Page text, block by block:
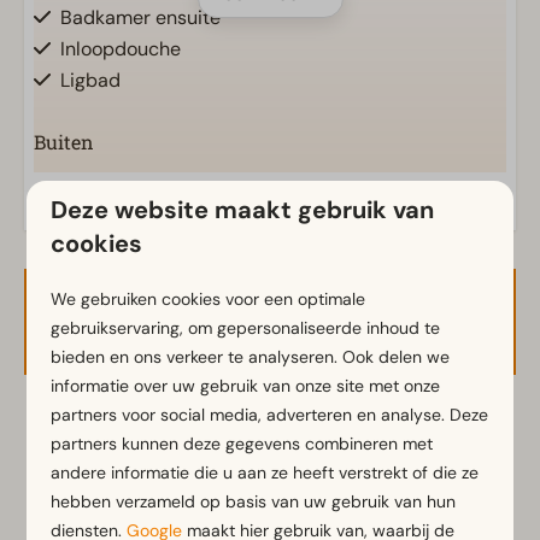
Badkamer ensuite
Inloopdouche
Ligbad
Buiten
Parasol
Terras
Tuinset
Keuken
Ingerichte keuken
Inductiekookplaat
Koelkast met vriesvak
Koffiezetapparaat
Magnetron
Beschikbaarheid en prijs
2 gasten
wo 12-08-2026 za 15-08-2026
Deze website maakt gebruik van
cookies
We gebruiken cookies voor een optimale
gebruikservaring, om gepersonaliseerde inhoud te
bieden en ons verkeer te analyseren. Ook delen we
informatie over uw gebruik van onze site met onze
partners voor social media, adverteren en analyse. Deze
partners kunnen deze gegevens combineren met
andere informatie die u aan ze heeft verstrekt of die ze
hebben verzameld op basis van uw gebruik van hun
diensten.Google maakt hier gebruik van, waarbij de